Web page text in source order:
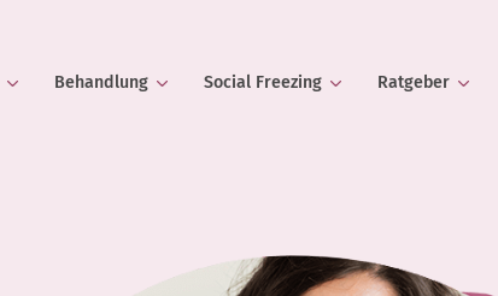
Behandlung Social Freezing Ratgeber